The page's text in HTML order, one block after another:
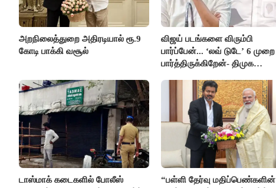
அறநிலைத்துறை அதிரடியால் ரூ.9
கோடி பாக்கி வசூல்
விஜய் படங்களை விரும்பி
பார்ப்பேன்... ‘லவ் டுடே’ 6 முறை
பார்த்திருக்கிறேன்- திமுக
டாஸ்மாக் கடைகளில் போலீஸ்
“பள்ளி தேர்வு மதிப்பெண்களின்